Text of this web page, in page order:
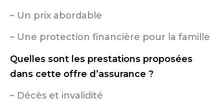
– Un prix abordable
– Une protection financière pour la famille
Quelles sont les prestations proposées
dans cette offre d’assurance ?
– Décès et invalidité